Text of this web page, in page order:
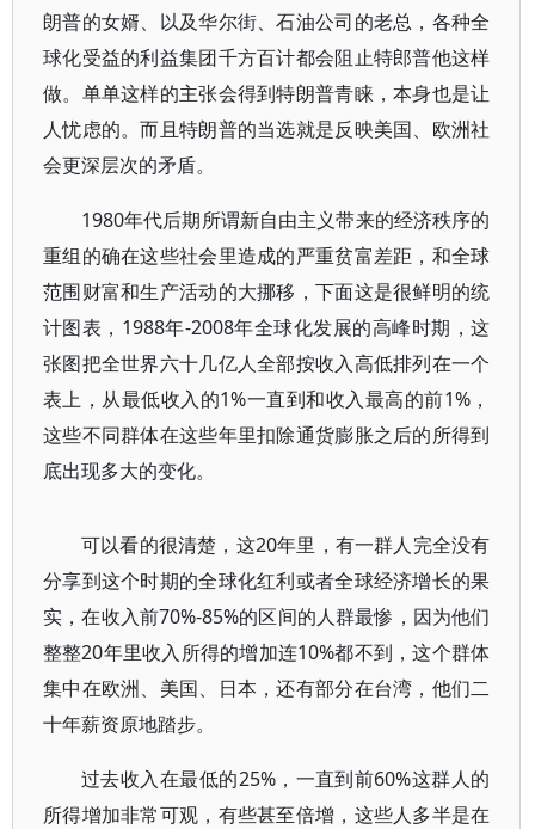
朗普的女婿、以及华尔街、石油公司的老总，各种全
球化受益的利益集团千方百计都会阻止特郎普他这样
做。单单这样的主张会得到特朗普青睐，本身也是让
人忧虑的。而且特朗普的当选就是反映美国、欧洲社
会更深层次的矛盾。
1980年代后期所谓新自由主义带来的经济秩序的
重组的确在这些社会里造成的严重贫富差距，和全球
范围财富和生产活动的大挪移，下面这是很鲜明的统
计图表，1988年-2008年全球化发展的高峰时期，这
张图把全世界六十几亿人全部按收入高低排列在一个
表上，从最低收入的1%一直到和收入最高的前1%，
这些不同群体在这些年里扣除通货膨胀之后的所得到
底出现多大的变化。
可以看的很清楚，这20年里，有一群人完全没有
分享到这个时期的全球化红利或者全球经济增长的果
实，在收入前70%-85%的区间的人群最惨，因为他们
整整20年里收入所得的增加连10%都不到，这个群体
集中在欧洲、美国、日本，还有部分在台湾，他们二
十年薪资原地踏步。
过去收入在最低的25%，一直到前60%这群人的
所得增加非常可观，有些甚至倍增，这些人多半是在